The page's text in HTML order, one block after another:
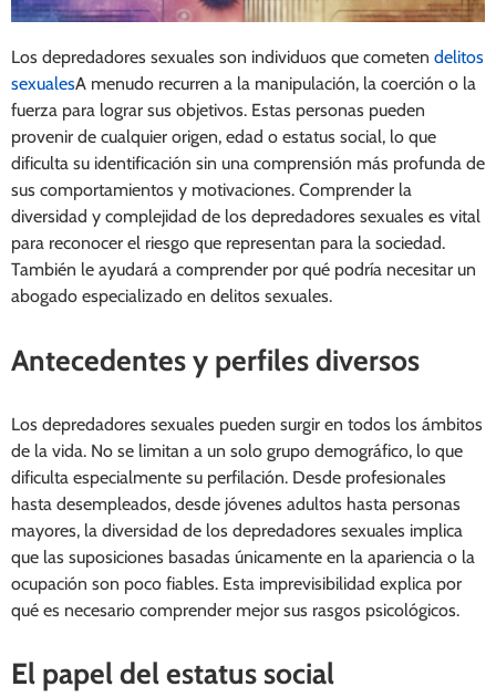
Los depredadores sexuales son individuos que cometen delitos
sexualesA menudo recurren a la manipulación, la coerción o la
fuerza para lograr sus objetivos. Estas personas pueden
provenir de cualquier origen, edad o estatus social, lo que
dificulta su identificación sin una comprensión más profunda de
sus comportamientos y motivaciones. Comprender la
diversidad y complejidad de los depredadores sexuales es vital
para reconocer el riesgo que representan para la sociedad.
También le ayudará a comprender por qué podría necesitar un
abogado especializado en delitos sexuales.
Antecedentes y perfiles diversos
Los depredadores sexuales pueden surgir en todos los ámbitos
de la vida. No se limitan a un solo grupo demográfico, lo que
dificulta especialmente su perfilación. Desde profesionales
hasta desempleados, desde jóvenes adultos hasta personas
mayores, la diversidad de los depredadores sexuales implica
que las suposiciones basadas únicamente en la apariencia o la
ocupación son poco fiables. Esta imprevisibilidad explica por
qué es necesario comprender mejor sus rasgos psicológicos.
El papel del estatus social